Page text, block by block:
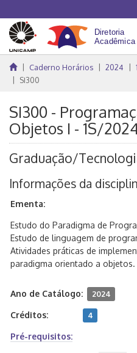
Caderno Horários 2024
SI300
SI300 -
Objetos I - 1S/
Graduação/
Informações da
Ementa:
Estudo do Paradigma de
Estudo de linguagem de
Atividades práticas de
paradigma orientado a objetos.
Ano de Catálogo: 2024
Créditos: 4
Pré-requisitos: